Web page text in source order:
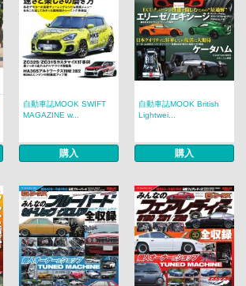
自動車誌MOOK SWIFT
MAGAZINE w...
購入
自動車誌MOOK British
Lightwei...
購入